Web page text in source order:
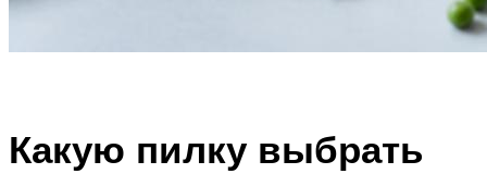
Какую пилку выбрать